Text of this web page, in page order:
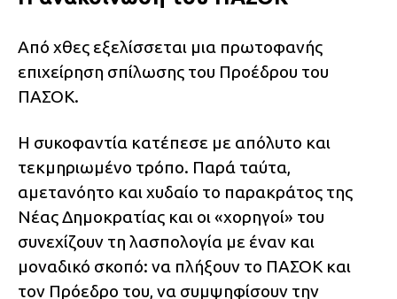
Από χθες εξελίσσεται μια πρωτοφανής
επιχείρηση σπίλωσης του Προέδρου του
ΠΑΣΟΚ.
Η συκοφαντία κατέπεσε με απόλυτο και
τεκμηριωμένο τρόπο. Παρά ταύτα,
αμετανόητο και χυδαίο το παρακράτος της
Νέας Δημοκρατίας και οι «χορηγοί» του
συνεχίζουν τη λασπολογία με έναν και
μοναδικό σκοπό: να πλήξουν το ΠΑΣΟΚ και
τον Πρόεδρο του, να συμψηφίσουν την